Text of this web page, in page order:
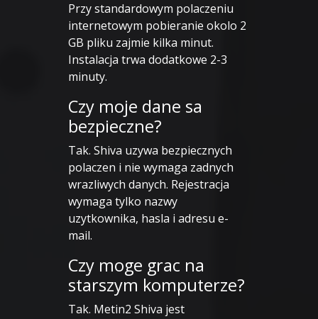
Przy standardowym polaczeniu
internetowym pobieranie okolo 2
GB pliku zajmie kilka minut.
Instalacja trwa dodatkowe 2-3
minuty.
Czy moje dane sa
bezpieczne?
Tak. Shiva uzywa bezpiecznych
polaczen i nie wymaga zadnych
wrazliwych danych. Rejestracja
wymaga tylko nazwy
uzytkownika, hasla i adresu e-
mail.
Czy moge grac na
starszym komputerze?
Tak. Metin2 Shiva jest